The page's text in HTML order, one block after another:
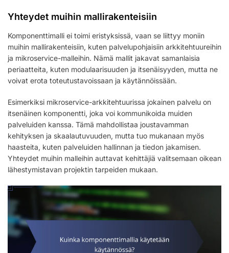
Yhteydet muihin mallirakenteisiin
Komponenttimalli ei toimi eristyksissä, vaan se liittyy moniin
muihin mallirakenteisiin, kuten palvelupohjaisiin arkkitehtuureihin
ja mikroservice-malleihin. Nämä mallit jakavat samanlaisia
periaatteita, kuten modulaarisuuden ja itsenäisyyden, mutta ne
voivat erota toteutustavoissaan ja käytännöissään.
Esimerkiksi mikroservice-arkkitehtuurissa jokainen palvelu on
itsenäinen komponentti, joka voi kommunikoida muiden
palveluiden kanssa. Tämä mahdollistaa joustavamman
kehityksen ja skaalautuvuuden, mutta tuo mukanaan myös
haasteita, kuten palveluiden hallinnan ja tiedon jakamisen.
Yhteydet muihin malleihin auttavat kehittäjiä valitsemaan oikean
lähestymistavan projektin tarpeiden mukaan.